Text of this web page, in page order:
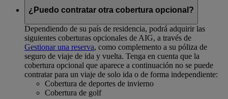
¿Puedo contratar otra cobertura opcional?
Dependiendo de su país de residencia, podrá adquirir las
siguientes coberturas opcionales de AIG, a través de
Gestionar una reserva, como complemento a su póliza de
seguro de viaje de ida y vuelta. Tenga en cuenta que la
cobertura opcional que aparece a continuación no se puede
contratar para un viaje de solo ida o de forma independiente:
Cobertura de deportes de invierno
Cobertura de golf